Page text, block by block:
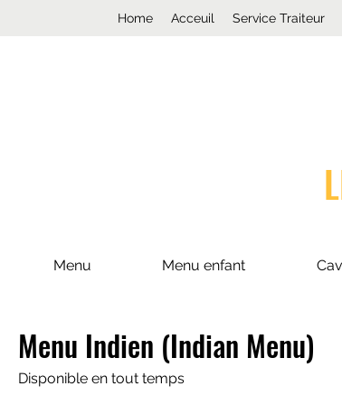
Home Acceuil Service Traiteur
Menu Menu enfant
Menu Indien (Indian Menu)
Disponible en tout temps